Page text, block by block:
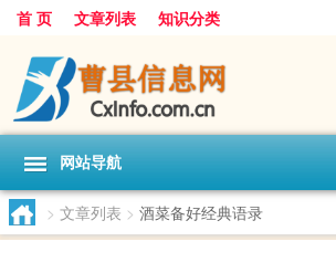
首 页 文章列表 知识分类
网站导航
> 文章列表 > 酒菜备好经典语录